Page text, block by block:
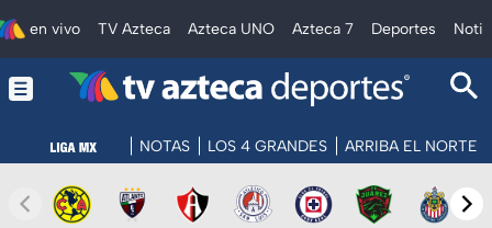
en vivo TV Azteca Azteca UNO Azteca 7 Deportes
NOTAS LOS 4 GRANDES ARRIBA EL NORTE